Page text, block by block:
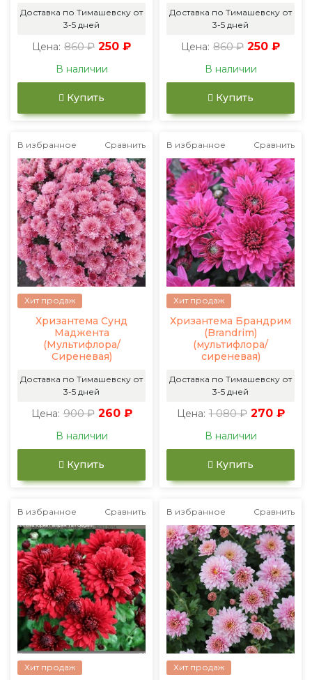
Доставка по Тимашевску от
3-5 дней
Цена: 860 ₽ 250 ₽
В наличии
Купить
Доставка по Тимашевску от
3-5 дней
Цена: 860 ₽ 250 ₽
В наличии
Купить
В избранное Сравнить
Хит продаж
Хризантема Сунд
Маджента
(Мультифлора/
Сиреневая)
Доставка по Тимашевску от
3-5 дней
Цена: 900 ₽ 260 ₽
В наличии
Купить
В избранное Сравнить
Хит продаж
Хризантема Брандрим
(Brandrim)
(мультифлора/
сиреневая)
Доставка по Тимашевску от
3-5 дней
Цена: 1 080 ₽ 270 ₽
В наличии
Купить
В избранное Сравнить
Хит продаж
В избранное Сравнить
Хит продаж